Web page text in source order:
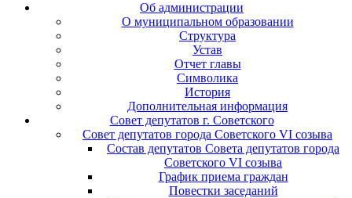
Об администрации
О муниципальном образовании
Структура
Устав
Отчет главы
Символика
История
Дополнительная информация
Совет депутатов г. Советского
Совет депутатов города Советского VI созыва
Состав депутатов Совета депутатов города
Советского VI созыва
График приема граждан
Повестки заседаний